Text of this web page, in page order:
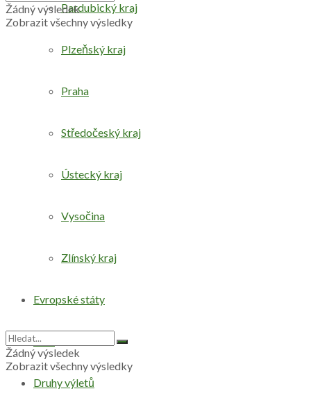
Pardubický kraj
Plzeňský kraj
Praha
Středočeský kraj
Ústecký kraj
Vysočina
Zlínský kraj
Evropské státy
Svět
Druhy výletů
Žádný výsledek
Zobrazit všechny výsledky
Žádný výsledek
Zobrazit všechny výsledky